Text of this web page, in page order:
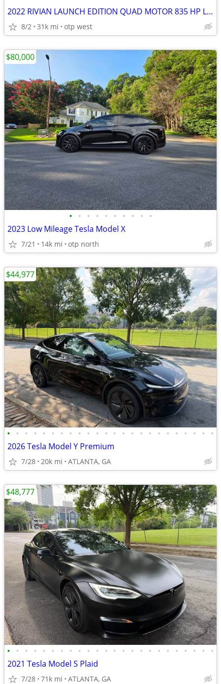
2022 RIVIAN LAUNCH EDITION QUAD MOTOR 835 HP LARGE BATTERY
8/2 31k mi otp west
• • • • • • • • • •
2023 Low Mileage Tesla Model X
7/21 14k mi otp north
$80,000
• • • • • • • • • • • • • • • • • • • • • • • •
2026 Tesla Model Y Premium
7/28 20k mi ATLANTA, GA
$44,977
• • • • • • • • • • • • • • • • • • • • • • • •
2021 Tesla Model S Plaid
7/28 71k mi ATLANTA, GA
$48,777